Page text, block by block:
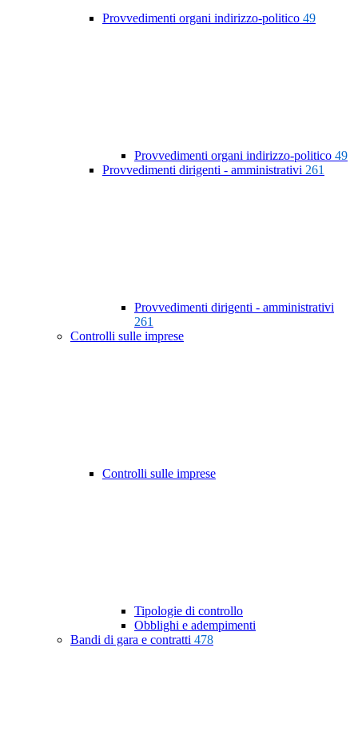
Provvedimenti organi indirizzo-politico 49
Provvedimenti organi indirizzo-politico 49
Provvedimenti dirigenti - amministrativi 261
Provvedimenti dirigenti - amministrativi
261
Controlli sulle imprese
Controlli sulle imprese
Tipologie di controllo
Obblighi e adempimenti
Bandi di gara e contratti 478